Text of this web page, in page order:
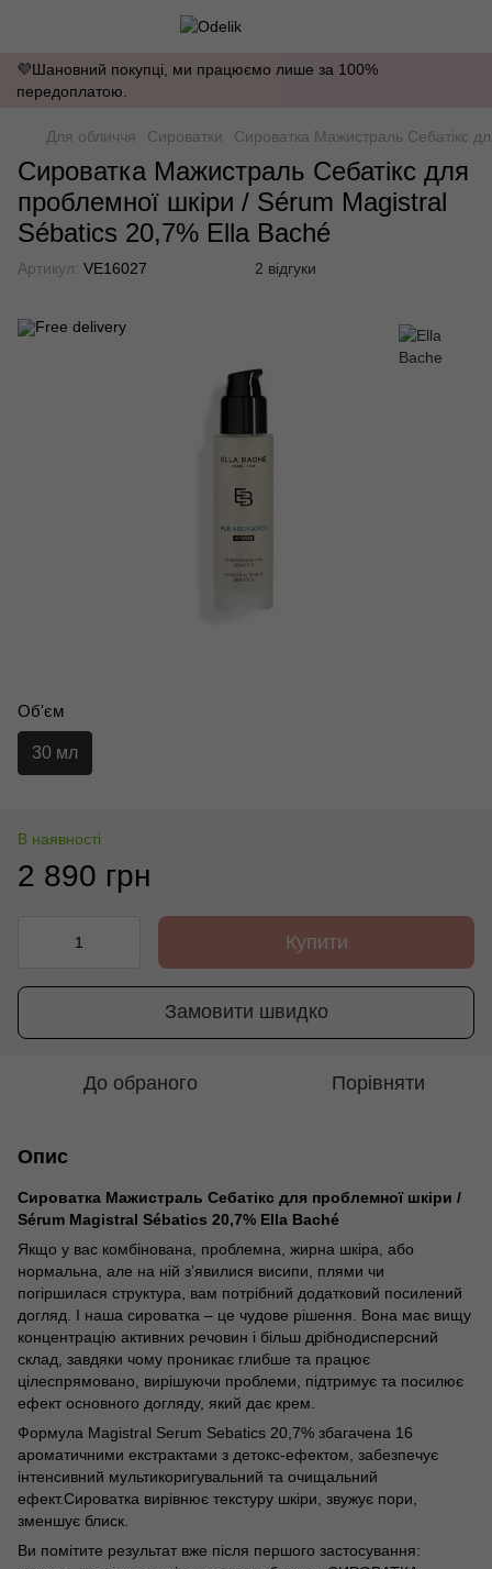
💜Шановний покупці, ми працюємо лише за 100%
передоплатою.
Для обличчя Сироватки Сироватка Мажистраль Себатікс
Сироватка Мажистраль Себатікс для
проблемної шкіри / Sérum Magistral
Sébatics 20,7% Ella Baché
Артикул: VE16027 2 відгуки
Об'єм
30 мл
В наявності
2 890 грн
Купити
Замовити швидко
До обраного Порівняти
Опис
Сироватка Мажистраль Себатікс для проблемної шкіри /
Sérum Magistral Sébatics 20,7% Ella Baché
Якщо у вас комбінована, проблемна, жирна шкіра, або
нормальна, але на ній з’явилися висипи, плями чи
погіршилася структура, вам потрібний додатковий посилений
догляд. І наша сироватка – це чудове рішення. Вона має вищу
концентрацію активних речовин і більш дрібнодисперсний
склад, завдяки чому проникає глибше та працює
цілеспрямовано, вирішуючи проблеми, підтримує та посилює
ефект основного догляду, який дає крем.
Формула Magistral Serum Sebatics 20,7% збагачена 16
ароматичними екстрактами з детокс-ефектом, забезпечує
інтенсивний мультикоригувальний та очищальний
ефект.Сироватка вирівнює текстуру шкіри, звужує пори,
зменшує блиск.
Ви помітите результат вже після першого застосування: